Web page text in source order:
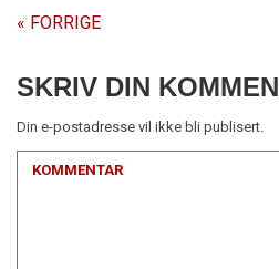
« FORRIGE
SKRIV DIN
Din e-postadresse vil ikke bli publisert.
KOMMENTAR